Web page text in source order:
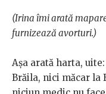
(Irina îmi arată
furnizează avorturi.)
Așa arată harta,
Brăila, nici măcar la